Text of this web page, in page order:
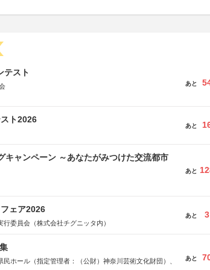
テスト
あと
ト2026
あと
キャンペーン ～あなたがみつけた交流都市
あと
ェア2026
委員会（株式会社チグニッタ内）
あと 3
ホール（指定管理者：（公財）神奈川芸術文化財団）、
あと